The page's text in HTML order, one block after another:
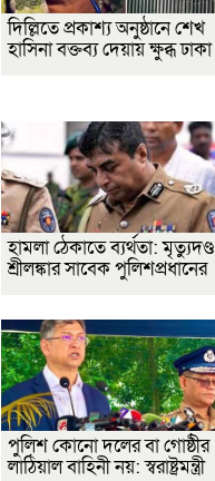
দিল্লিতে প্রকাশ্য অনুষ্ঠানে শেখ
হাসিনা বক্তব্য দেয়ায় ক্ষুব্ধ ঢাকা
হামলা ঠেকাতে ব্যর্থতা: মৃত্যুদণ্ড
শ্রীলঙ্কার সাবেক পুলিশপ্রধানের
পুলিশ কোনো দলের বা গোষ্ঠীর
লাঠিয়াল বাহিনী নয়: স্বরাষ্ট্রমন্ত্রী